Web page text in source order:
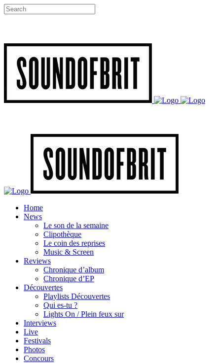
Home
News
Le son de la semaine
Clipothèque
Le coin des reprises
Music & Screen
Reviews
Chronique d’album
Chronique d’EP
Découvertes
Playlists Découvertes
Qui es-tu ?
Lights On / Plein feux sur
Interviews
Live
Festivals
Photos
Concours